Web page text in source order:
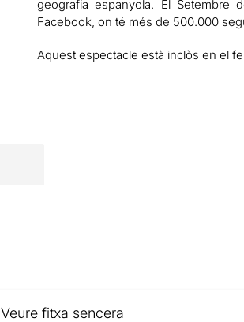
geografia espanyola. El
Facebook, on té més de 500.000
Aquest espectacle està inclòs en el
Veure fitxa sencera